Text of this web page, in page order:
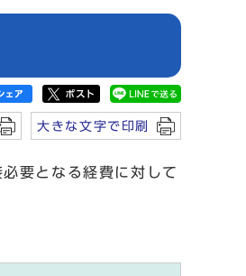
大きな文字で印刷
要となる経費に対して